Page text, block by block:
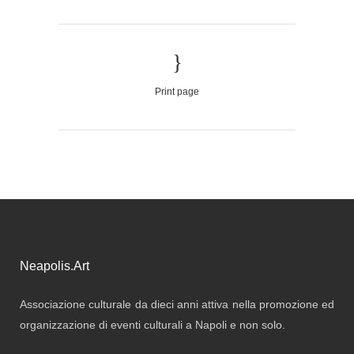
Print page
Neapolis.Art
Associazione culturale da dieci anni attiva nella promozione ed
organizzazione di eventi culturali a Napoli e non solo.